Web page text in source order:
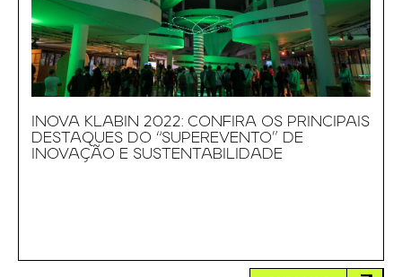
INOVA KLABIN 2022: CONFIRA OS PRINCIPAIS
DESTAQUES DO “SUPEREVENTO” DE
INOVAÇÃO E SUSTENTABILIDADE